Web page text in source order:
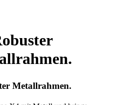
Metallrahmen.